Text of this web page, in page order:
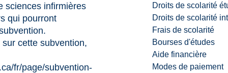
Droits de scolarité
Droits de scolarité
Frais de scolarité
Bourses d'études
Aide financière
Modes de paiement
sciences infirmières
qui pourront
cette subvention,
fr/page/subvention-